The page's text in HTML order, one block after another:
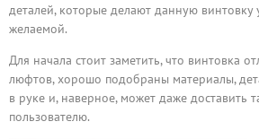
деталей, которые делают данную винтовку
желаемой.
Для начала стоит заметить, что винтовка
люфтов, хорошо подобраны материалы,
в руке и, наверное, может даже доставить
пользователю.